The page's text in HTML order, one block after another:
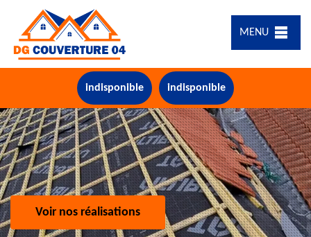
MENU
indisponible indisponible
Voir nos réalisations